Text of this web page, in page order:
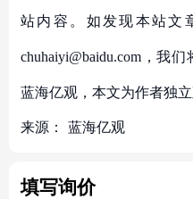
站内容。如发现本站文
chuhaiyi@baidu.com，我
蓝海亿观，本文为作者独
来源： 蓝海亿观
填写询价